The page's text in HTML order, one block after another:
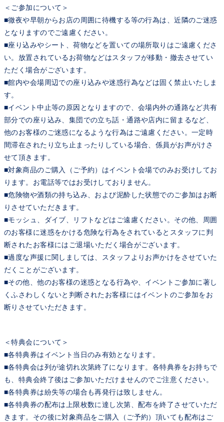
＜ご参加について＞
■徹夜や早朝からお店の周囲に待機する等の行為は、近隣のご迷惑
となりますのでご遠慮ください。
■座り込みやシート、荷物などを置いての場所取りはご遠慮くださ
い。放置されているお荷物などはスタッフが移動・撤去させてい
ただく場合がございます。
■館内や会場周辺での座り込みや迷惑行為などは固く禁止いたしま
す。
■イベント中止等の原因となりますので、会場内外の通路など共有
部分での座り込み、集団での立ち話・通路や店内に留まるなど、
他のお客様のご迷惑になるような行為はご遠慮ください。一定時
間滞在されたり立ち止まったりしている場合、係員がお声がけさ
せて頂きます。
■対象商品のご購入（ご予約）はイベント会場でのみお受けしてお
ります。お電話等ではお受けしておりません。
■危険物や酒類の持ち込み、および泥酔した状態でのご参加はお断
りさせていただきます。
■モッシュ、ダイブ、リフトなどはご遠慮ください。その他、周囲
のお客様に迷惑をかける危険な行為をされているとスタッフに判
断されたお客様にはご退場いただく場合がございます。
■過度な声援に関しましては、スタッフよりお声かけをさせていた
だくことがございます。
■その他、他のお客様の迷惑となる行為や、イベントご参加に著し
くふさわしくないと判断されたお客様にはイベントのご参加をお
断りさせていただきます。
＜特典会について＞
■各特典券はイベント当日のみ有効となります。
■各特典会は列が途切れ次第終了になります。各特典券をお持ちで
も、特典会終了後はご参加いただけませんのでご注意ください。
■各特典券は紛失等の場合も再発行は致しません。
■各特典券の配布は上限枚数に達し次第、配布を終了させていただ
きます。その後に対象商品をご購入（ご予約）頂いても配布はご